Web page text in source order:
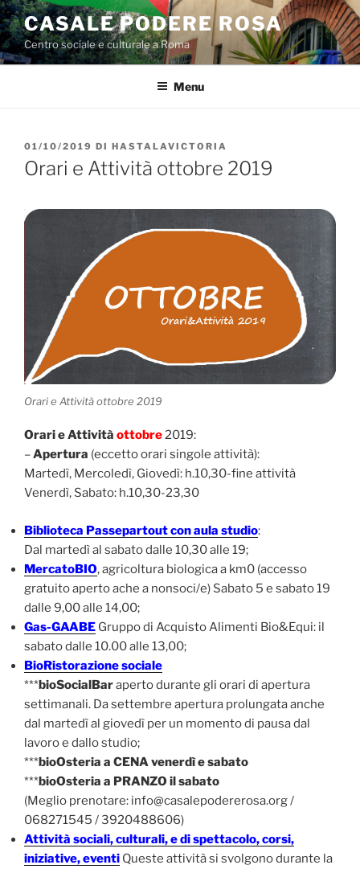
Salta
al
contenuto
CASALE PODERE ROSA
Centro sociale e culturale a Roma
Menu
PUBBLICATO
IL
01/10/2019 DI HASTALAVICTORIA
Orari e Attività ottobre 2019
Orari e Attività ottobre 2019
Orari e Attività ottobre2019:
–Apertura (eccetto orari singole attività):
Martedì, Mercoledì, Giovedì: h.10,30-fine attività
Venerdì, Sabato: h.10,30-23,30
Biblioteca Passepartout con aula studio:
Dal martedì al sabato dalle 10,30 alle 19;
MercatoBIO, agricoltura biologica a km0 (accesso
gratuito aperto ache a nonsoci/e) Sabato 5 e sabato 19
dalle 9,00 alle 14,00;
Gas-GAABE Gruppo di Acquisto Alimenti Bio&Equi: il
sabato dalle 10.00 alle 13,00;
BioRistorazione sociale
***bioSocialBaraperto durante gli orari di apertura
settimanali. Da settembre apertura prolungata anche
dal martedì al giovedì per un momento di pausa dal
lavoro e dallo studio;
***bioOsteria a CENA venerdì e sabato
***bioOsteria a PRANZO il sabato
(Meglio prenotare: info@casalepodererosa.org /
068271545 / 3920488606)
Attività sociali, culturali, e di spettacolo, corsi,
iniziative, eventi Queste attività si svolgono durante la